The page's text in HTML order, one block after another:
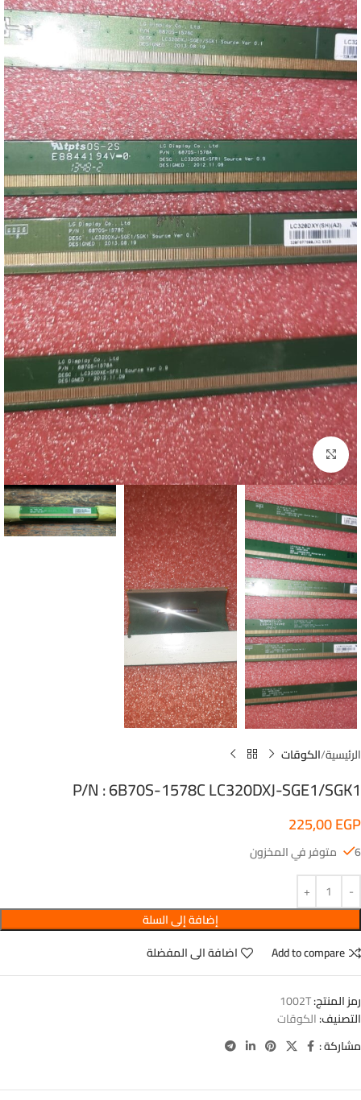
اضغط للتكبير
الرئيسية الكوقات
P/N : 6B70S-1578C LC320DXJ-SGE1/SGK1
225,00EGP
6 متوفر في المخزون
إضافة إلى السلة
Add to compare
اضافة الى المفضلة
رمز المنتج:1002T
التصنيف:الكوقات
مشاركة :